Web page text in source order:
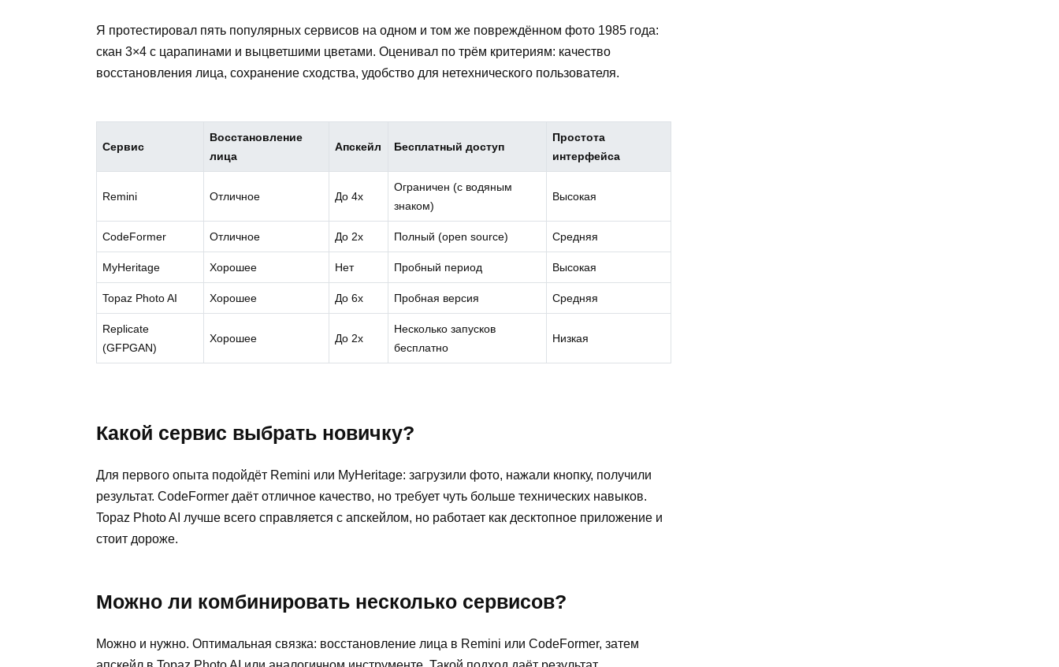
Я протестировал пять популярных сервисов на одном и том же повреждённом фото 1985 года:
скан 3×4 с царапинами и выцветшими цветами. Оценивал по трём критериям: качество
восстановления лица, сохранение сходства, удобство для нетехнического пользователя.
Сервис
Восстановление
лица
Апскейл Бесплатный доступ
Простота
интерфейса
Remini Отличное До 4x
Ограничен (с водяным
знаком)
Высокая
CodeFormer Отличное До 2x Полный (open source) Средняя
MyHeritage Хорошее Нет Пробный период Высокая
Topaz Photo AI Хорошее До 6x Пробная версия Средняя
Replicate
(GFPGAN)
Хорошее До 2x
Несколько запусков
бесплатно
Низкая
Какой сервис выбрать новичку?
Для первого опыта подойдёт Remini или MyHeritage: загрузили фото, нажали кнопку, получили
результат. CodeFormer даёт отличное качество, но требует чуть больше технических навыков.
Topaz Photo AI лучше всего справляется с апскейлом, но работает как десктопное приложение и
стоит дороже.
Можно ли комбинировать несколько сервисов?
Можно и нужно. Оптимальная связка: восстановление лица в Remini или CodeFormer, затем